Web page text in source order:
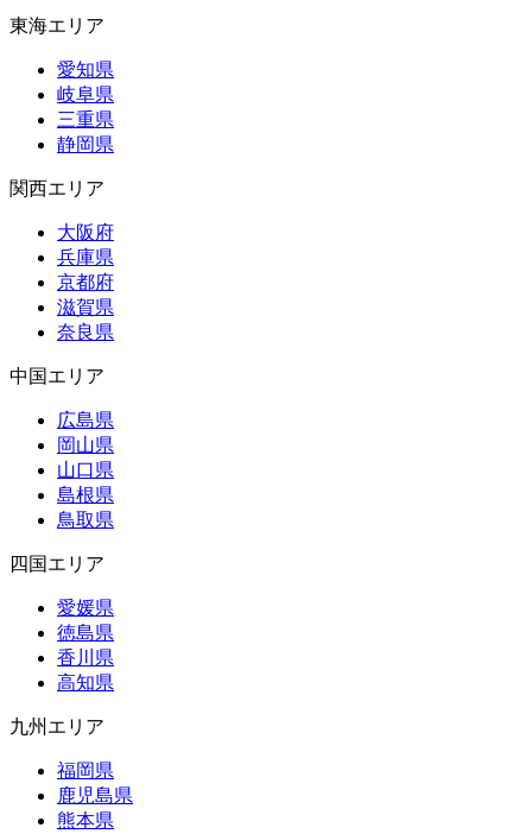
東海エリア
愛知県
岐阜県
三重県
静岡県
関西エリア
大阪府
兵庫県
京都府
滋賀県
奈良県
中国エリア
広島県
岡山県
山口県
島根県
鳥取県
四国エリア
愛媛県
徳島県
香川県
高知県
九州エリア
福岡県
鹿児島県
熊本県